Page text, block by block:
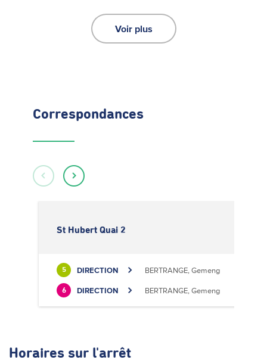
Voir plus
Correspondances
St Hubert Quai 2
5 DIRECTION BERTRANGE, Gemeng
6 DIRECTION BERTRANGE, Gemeng
Horaires sur l'arrêt